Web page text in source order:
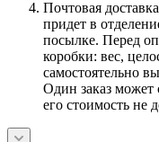
Почтовая
придет в
посылке. Перед
коробки: вес,
самостоятельно
Один заказ может
его стоимость не